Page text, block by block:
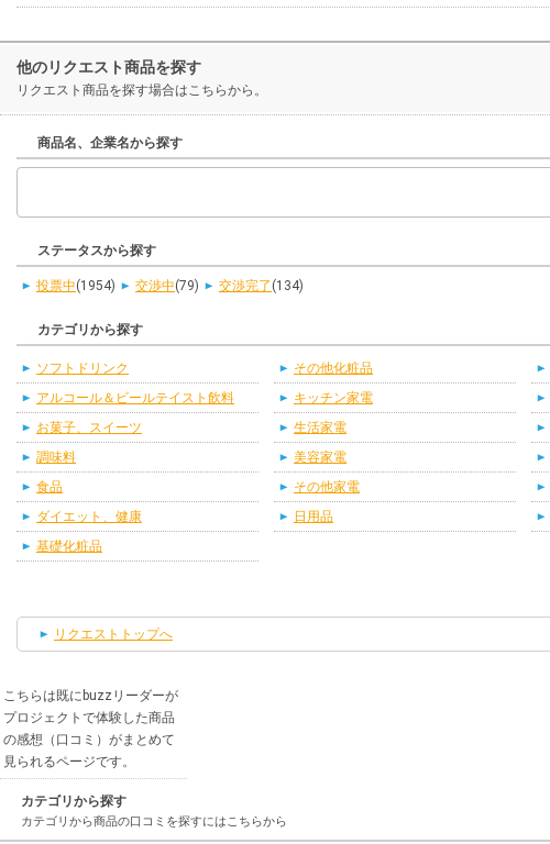
他のリクエスト商品を探す
リクエスト商品を探す場合はこちらから。
商品名、企業名から探す
ステータスから探す
投票中(1954) 交渉中(79) 交渉完了 (134)
カテゴリから探す
ソフトドリンク
アルコール＆ビールテイスト飲料
お菓子、スイーツ
調味料
食品
ダイエット、健康
基礎化粧品
その他化粧品
キッチン家電
生活家電
美容家電
その他家電
日用品
リクエストトップへ
こちらは既にbuzzリーダーが
プロジェクトで体験した商品
の感想（口コミ）がまとめて
見られるページです。
カテゴリから探す
カテゴリから商品の口コミを探すにはこちらから